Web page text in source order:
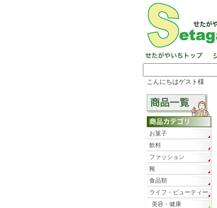
こんにちはゲスト様
お菓子
飲料
ファッション
靴
食品類
ライフ・ビューティー
美容・健康